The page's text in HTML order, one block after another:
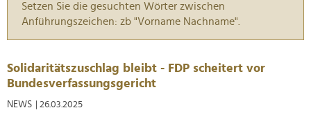
Setzen Sie die gesuchten Wörter zwischen
Anführungszeichen: zb "Vorname Nachname".
Solidaritätszuschlag bleibt - FDP scheitert vor
Bundesverfassungsgericht
NEWS | 26.03.2025